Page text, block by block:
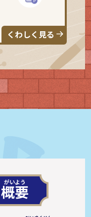
くわしく見る
概要